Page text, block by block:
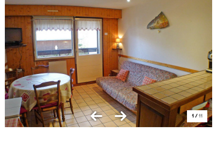
1 / 11